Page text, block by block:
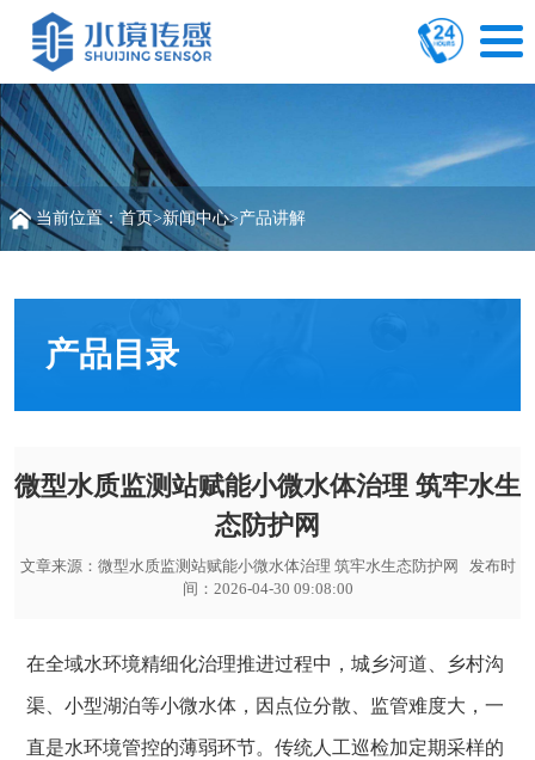
当前位置：首页>新闻中心>产品讲解
产品目录
微型水质监测站赋能小微水体治理 筑牢水生
态防护网
文章来源： 微型水质监测站赋能小微水体治理 筑牢水生态防护网 发布时
间：2026-04-30 09:08:00
在全域水环境精细化治理推进过程中，城乡河道、乡村沟
渠、小型湖泊等小微水体，因点位分散、监管难度大，一
直是水环境管控的薄弱环节。传统人工巡检加定期采样的